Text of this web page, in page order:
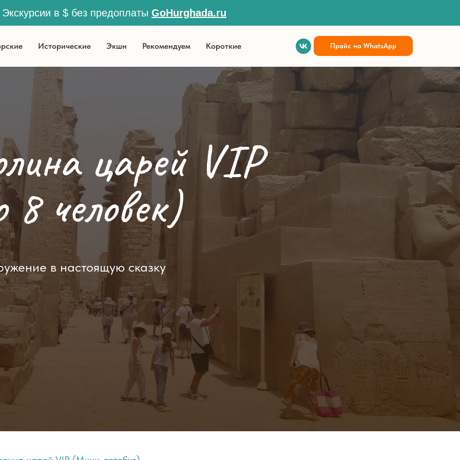
Экскурсии в $ без предоплаты GoHurghada.ru
Tilda Publishing
Исторические Экшн Рекомендуем Короткие Прайс на WhatsApp
царей VIP
8 человек)
в настоящую сказку